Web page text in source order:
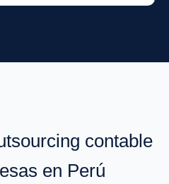
contable
en Perú